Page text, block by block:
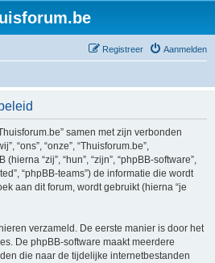
Aanmelden
Registreer
samen met zijn verbonden
“ons”, “onze”, “Thuisforum.be”,
“zij”, “hun”, “zijn”, “phpBB-software”,
“phpBB-teams”) de informatie die wordt
aan dit forum, wordt gebruikt (hierna “je
verzameld. De eerste manier is door het
De phpBB-software maakt meerdere
die naar de tijdelijke internetbestanden